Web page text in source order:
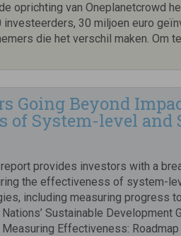
oprichting van Oneplanetcrowd
investeerders, 30 miljoen euro
die het verschil maken. Om
Going Beyond
of System-level and
provides investors with a
the effectiveness of system-
including measuring progress
Sustainable Development
Measuring Effectiveness: